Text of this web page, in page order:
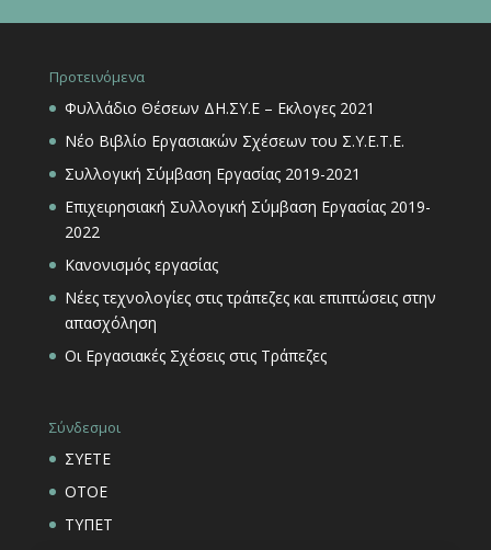
Προτεινόμενα
Φυλλάδιο Θέσεων ΔΗ.ΣΥ.Ε – Εκλογες 2021
Νέο Βιβλίο Εργασιακών Σχέσεων του Σ.Υ.Ε.Τ.Ε.
Συλλογική Σύμβαση Εργασίας 2019-2021
Επιχειρησιακή Συλλογική Σύμβαση Εργασίας 2019-
2022
Κανονισμός εργασίας
Νέες τεχνολογίες στις τράπεζες και επιπτώσεις στην
απασχόληση
Οι Εργασιακές Σχέσεις στις Τράπεζες
Σύνδεσμοι
ΣΥΕΤΕ
ΟΤΟΕ
ΤΥΠΕΤ